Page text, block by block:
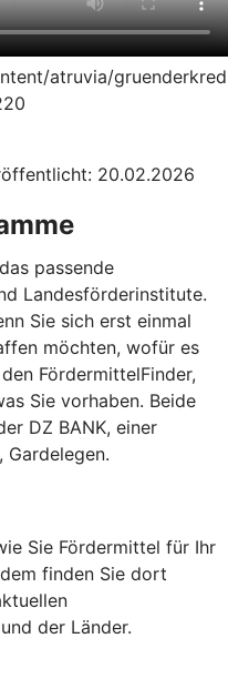
atruvia/
20.02.2026
passende
Landesförderinstitute.
Sie sich erst einmal
möchten, wofür es
FördermittelFinder,
Sie vorhaben. Beide
DZ BANK, einer
Gardelegen.
Sie Fördermittel für Ihr
finden Sie dort
der Länder.